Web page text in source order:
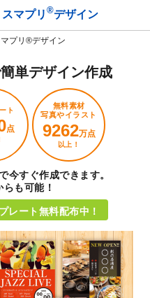
スマプリ ®デザイン
プリ®デザイン
簡単デザイン作成
ト
点
無料素材
写真やイラスト
9262万点
以上！
今すぐ作成できます。
も可能！
レート無料配布中！